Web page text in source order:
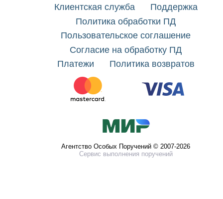
Клиентская служба
Поддержка
Политика обработки ПД
Пользовательское соглашение
Согласие на обработку ПД
Платежи
Политика возвратов
Агентство Особых Поручений © 2007-2026
Сервис выполнения поручений